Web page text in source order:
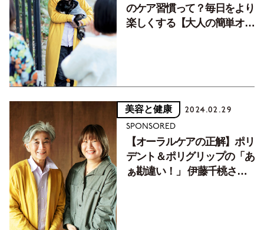
のケア習慣って？毎日をより
楽しくする【大人の簡単オー
美容と健康 2024.02.29
SPONSORED
【オーラルケアの正解】ポリ
デント＆ポリグリップの「あ
ぁ勘違い！」 伊藤千桃さん